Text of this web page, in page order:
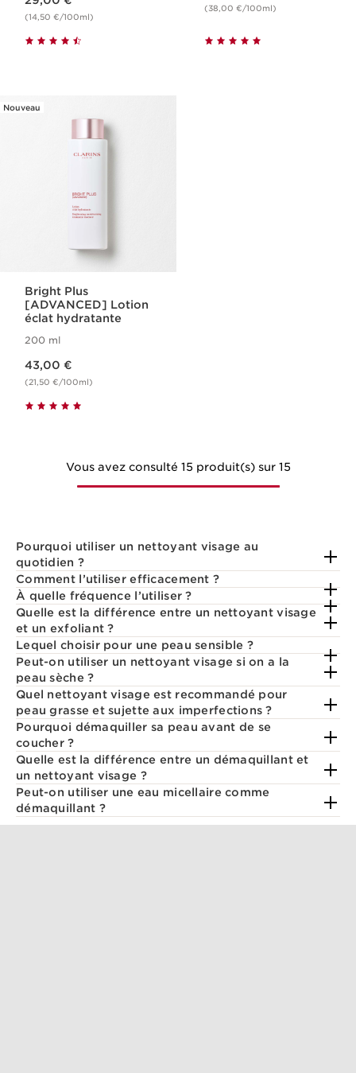
(14,50 €/100ml)
(38,00 €/100ml)
Nouveau
Bright Plus
[ADVANCED] Lotion
éclat hydratante
200 ml
43,00 €
(21,50 €/100ml)
Vous avez consulté 15 produit(s) sur 15
Pourquoi utiliser un nettoyant visage au
quotidien ?
Comment l’utiliser efficacement ?
À quelle fréquence l’utiliser ?
Quelle est la différence entre un nettoyant visage
et un exfoliant ?
Lequel choisir pour une peau sensible ?
Peut-on utiliser un nettoyant visage si on a la
peau sèche ?
Quel nettoyant visage est recommandé pour
peau grasse et sujette aux imperfections ?
Pourquoi démaquiller sa peau avant de se
coucher ?
Quelle est la différence entre un démaquillant et
un nettoyant visage ?
Peut-on utiliser une eau micellaire comme
démaquillant ?